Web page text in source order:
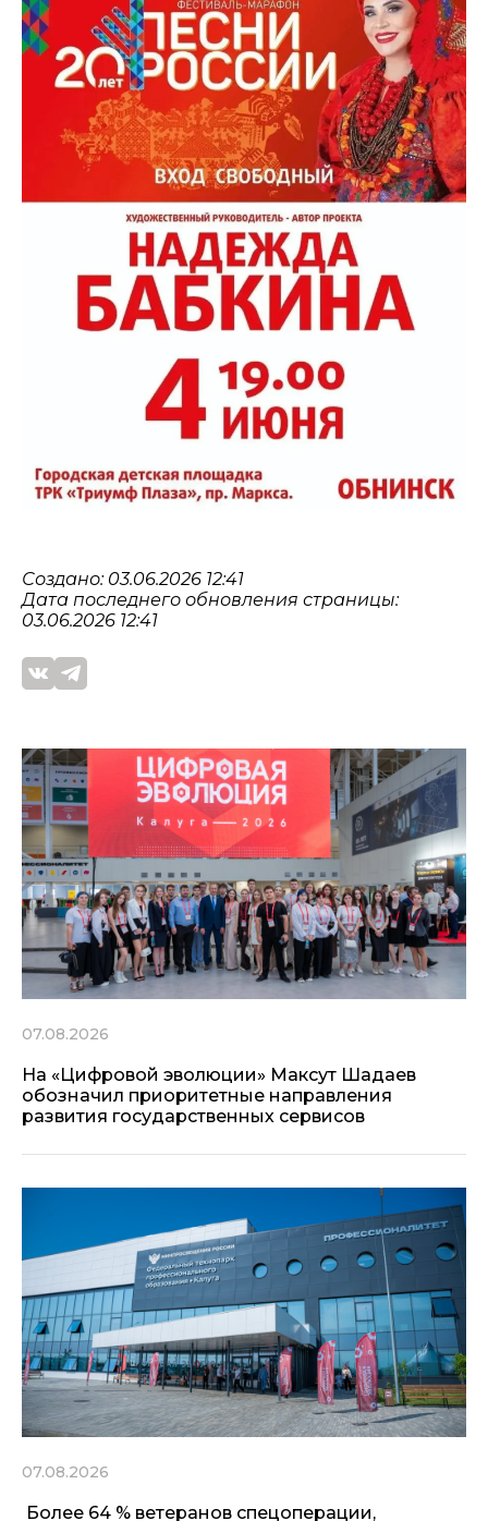
Создано: 03.06.2026 12:41
Дата последнего обновления страницы:
03.06.2026 12:41
07.08.2026
На «Цифровой эволюции» Максут Шадаев
обозначил приоритетные направления
развития государственных сервисов
07.08.2026
Более 64 % ветеранов спецоперации,